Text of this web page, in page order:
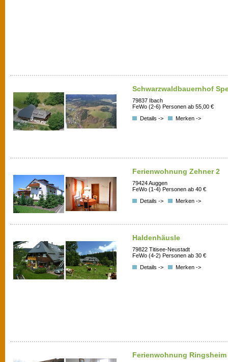
Schwarzwaldbauernhof
79837 Ibach
FeWo (2-6) Personen ab 55,00 €
Details ->
Merken ->
Ferienwohnung Zehner 2
79424 Auggen
FeWo (1-4) Personen ab 40 €
Details ->
Merken ->
Haldenhäusle
79822 Titisee-Neustadt
FeWo (4-2) Personen ab 30 €
Details ->
Merken ->
Ferienwohnung Ringsheim